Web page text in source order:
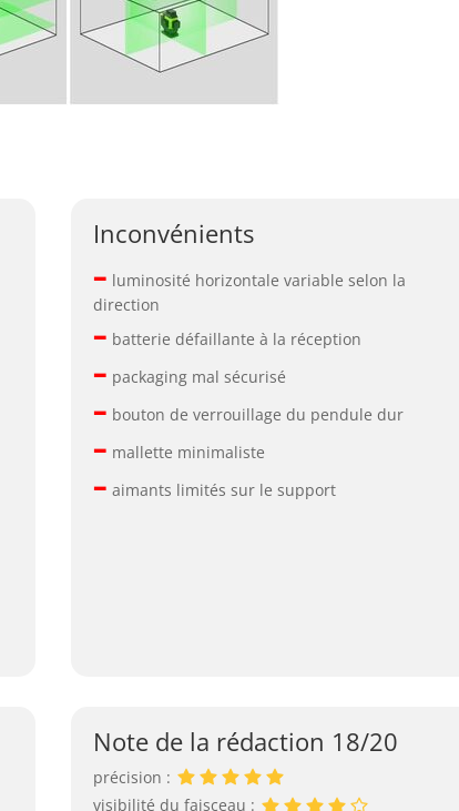
Inconvénients
– luminosité horizontale variable selon la
direction
– batterie défaillante à la réception
– packaging mal sécurisé
– bouton de verrouillage du pendule dur
– mallette minimaliste
– aimants limités sur le support
Note de la rédaction 18/20
précision :
visibilité du faisceau :